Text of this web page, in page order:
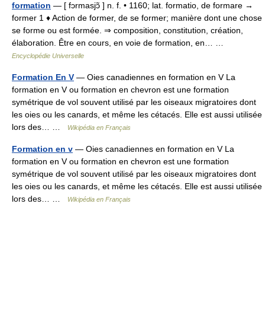
formation — [ fɔrmasjɔ̃ ] n. f. • 1160; lat. formatio, de formare →
former 1 ♦ Action de former, de se former; manière dont une chose
se forme ou est formée. ⇒ composition, constitution, création,
élaboration. Être en cours, en voie de formation, en… …
Encyclopédie Universelle
Formation En V — Oies canadiennes en formation en V La
formation en V ou formation en chevron est une formation
symétrique de vol souvent utilisé par les oiseaux migratoires dont
les oies ou les canards, et même les cétacés. Elle est aussi utilisée
lors des… …
Wikipédia en Français
Formation en v — Oies canadiennes en formation en V La
formation en V ou formation en chevron est une formation
symétrique de vol souvent utilisé par les oiseaux migratoires dont
les oies ou les canards, et même les cétacés. Elle est aussi utilisée
lors des… …
Wikipédia en Français